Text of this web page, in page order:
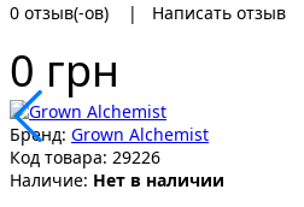
0 отзыв(-ов) | Написать отзыв
0 грн
Бренд: Grown Alchemist
Код товара: 29226
Наличие: Нет в наличии